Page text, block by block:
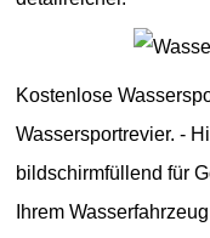
Kostenlose
Wassersportrevier. -
bildschirmfüllend für
Ihrem